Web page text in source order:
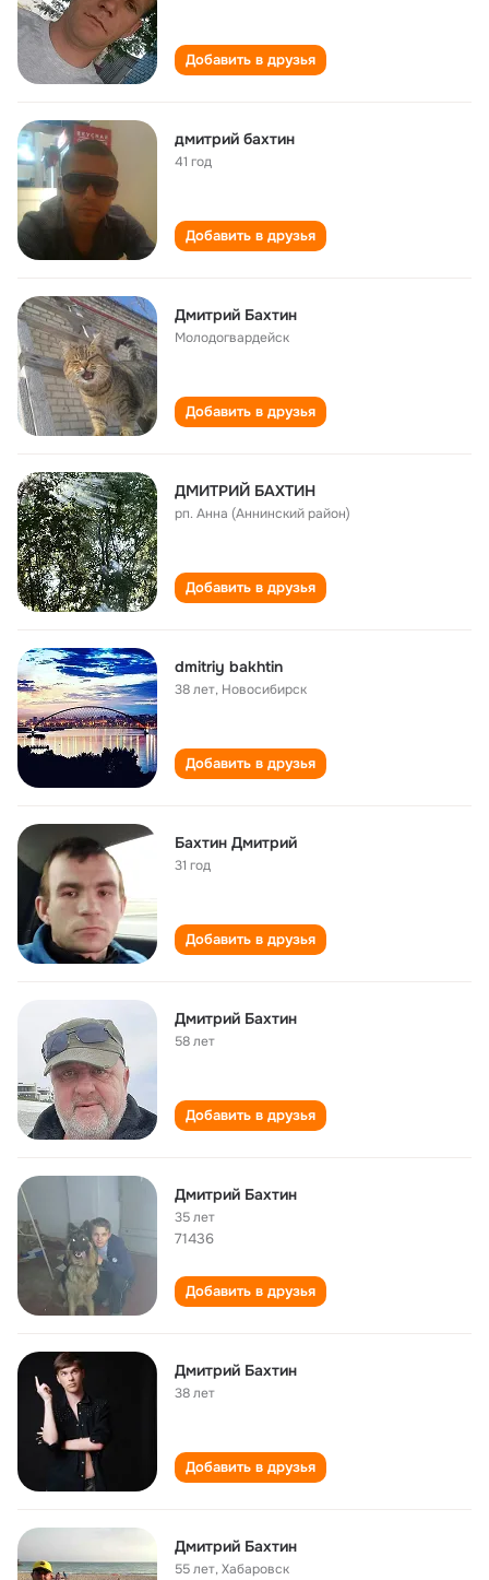
Добавить в друзья
дмитрий бахтин
41 год
Добавить в друзья
Дмитрий Бахтин
Молодогвардейск
Добавить в друзья
ДМИТРИЙ БАХТИН
рп. Анна (Аннинский район)
Добавить в друзья
dmitriy bakhtin
38 лет, Новосибирск
Добавить в друзья
Бахтин Дмитрий
31 год
Добавить в друзья
Дмитрий Бахтин
58 лет
Добавить в друзья
Дмитрий Бахтин
35 лет
71436
Добавить в друзья
Дмитрий Бахтин
38 лет
Добавить в друзья
Дмитрий Бахтин
55 лет,Хабаровск